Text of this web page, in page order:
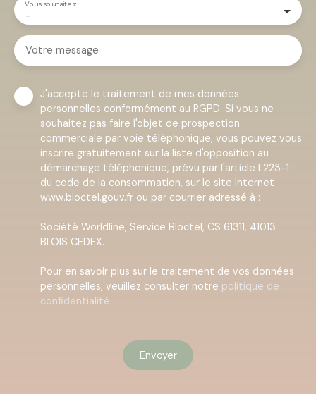
-
Vous souhaitez
Votre message
J'accepte le traitement de mes données
personnelles conformément au RGPD. Si vous ne
souhaitez pas faire l'objet de prospection
commerciale par voie téléphonique, vous pouvez vous
inscrire gratuitement sur la liste d'opposition au
démarchage téléphonique, prévu par l'article L223-1
du code de la consommation, sur le site Internet
www.bloctel.gouv.fr ou par courrier adressé à :
Société Worldline, Service Bloctel, CS 61311, 41013
BLOIS CEDEX.
Pour en savoir plus sur le traitement de vos données
personnelles, veuillez consulter notre politique de
confidentialité.
Envoyer